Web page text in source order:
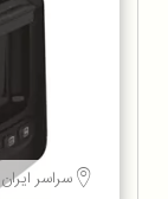
سراسر ایران